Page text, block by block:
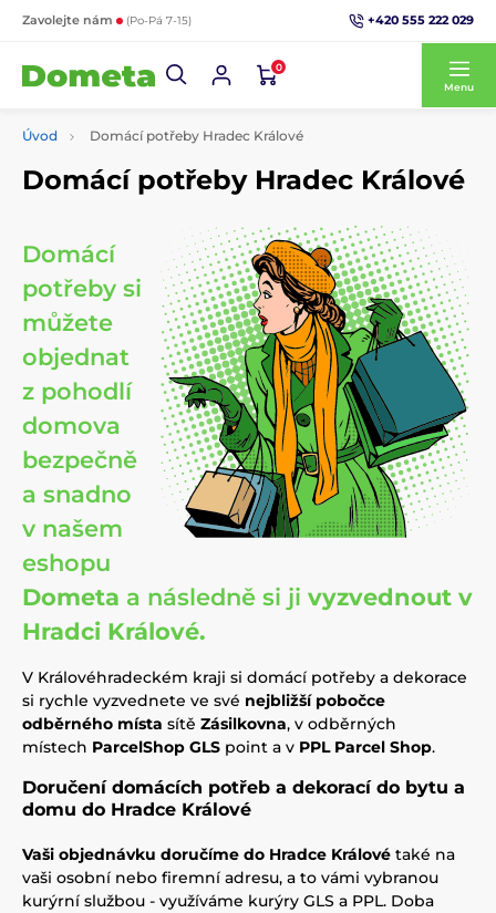
Zavolejte nám (Po-Pá 7-15) +420 555 222 029
0
Menu
Úvod Domácí potřeby Hradec Králové
Domácí potřeby Hradec Králové
Domácí
potřeby si
můžete
objednat
z pohodlí
domova
bezpečně
a snadno
v našem
eshopu
Dometa a následně si ji vyzvednout v
Hradci Králové.
V Královéhradeckém kraji si domácí potřeby a dekorace
si rychle vyzvednete ve své nejbližší pobočce
odběrného místa sítě Zásilkovna, v odběrných
místech ParcelShop GLS point a v PPL Parcel Shop.
Doručení domácích potřeb a dekorací do bytu a
domu do Hradce Králové
Vaši objednávku doručíme do Hradce Králové také na
vaši osobní nebo firemní adresu, a to vámi vybranou
kurýrní službou - využíváme kurýry GLS a PPL. Doba